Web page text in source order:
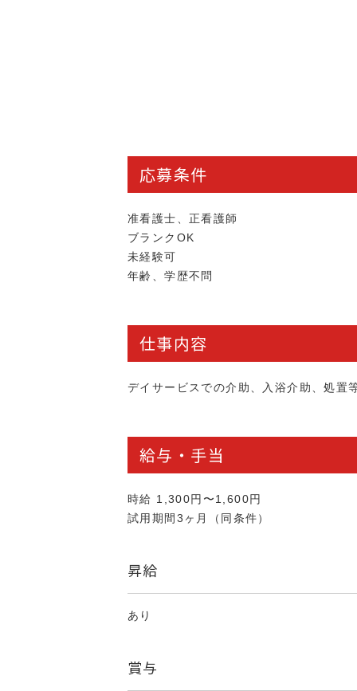
応募条件
准看護士、正看護師
ブランクOK
未経験可
年齢、学歴不問
仕事内容
デイサービスでの介助、入浴介助、処置
給与・手当
時給 1,300円〜1,600円
試用期間3ヶ月（同条件）
昇給
あり
賞与